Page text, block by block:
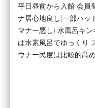
平日昼前から入館 会員
ナ居心地良し(一部ハッ
マナー悪し) 水風呂キ
は水素風呂でゆっくり
ウナー民度は比較的高